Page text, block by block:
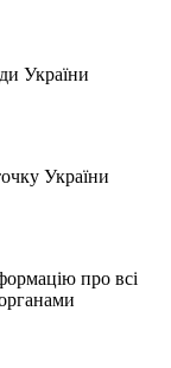
України
України
про всі